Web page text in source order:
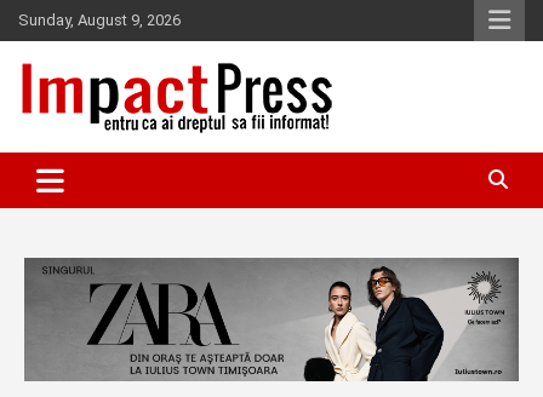
Skip
to
content
Sunday, August 9, 2026
IMPACTPRESS